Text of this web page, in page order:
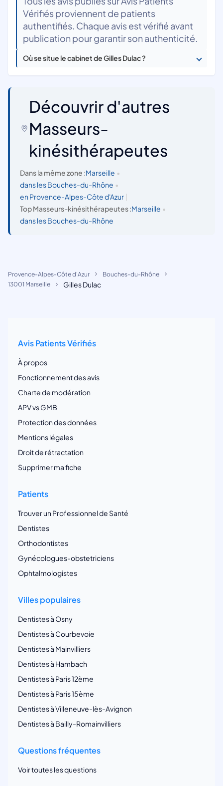
Vérifiés proviennent de patients
authentifiés. Chaque avis est vérifié avant
publication pour garantir son authenticité.
Où se situe le cabinet de Gilles Dulac ?
Découvrir d'autres
Masseurs-
kinésithérapeutes
Dans la même zone :Marseille •
dans les Bouches-du-Rhône •
en Provence-Alpes-Côte d'Azur
Top Masseurs-kinésithérapeutes :Marseille •
dans les Bouches-du-Rhône
Provence-Alpes-Côte d'Azur
Bouches-du-Rhône
13001 Marseille
Gilles Dulac
Avis Patients Vérifiés
À propos
Fonctionnement des avis
Charte de modération
APV vs GMB
Protection des données
Mentions légales
Droit de rétractation
Supprimer ma fiche
Patients
Trouver un Professionnel de Santé
Dentistes
Orthodontistes
Gynécologues-obstetriciens
Ophtalmologistes
Villes populaires
Dentistes à Osny
Dentistes à Courbevoie
Dentistes à Mainvilliers
Dentistes à Hambach
Dentistes à Paris 12ème
Dentistes à Paris 15ème
Dentistes à Villeneuve-lès-Avignon
Dentistes à Bailly-Romainvilliers
Questions fréquentes
Voir toutes les questions